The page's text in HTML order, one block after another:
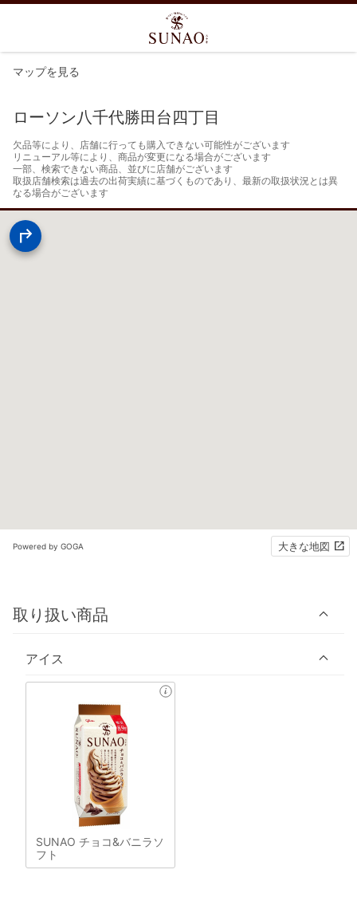
マップを見る
ローソン八千代勝田台四丁目
欠品等により、店舗に行っても購入できない可能性がございます
リニューアル等により、商品が変更になる場合がございます
一部、検索できない商品、並びに店舗がございます
取扱店舗検索は過去の出荷実績に基づくものであり、最新の取扱状況とは異
なる場合がございます
Powered by GOGA 大きな地図
取り扱い商品
アイス
SUNAO チョコ&バニラソ
フト